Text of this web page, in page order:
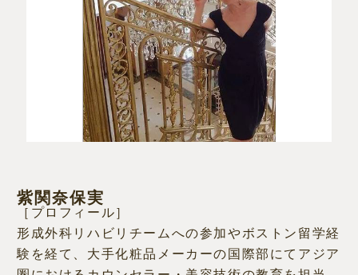
紫関奈保実
［プロフィール］
形成外科リハビリチームへの参加やボストン留学経
験を経て、大手化粧品メーカーの国際部にてアジア